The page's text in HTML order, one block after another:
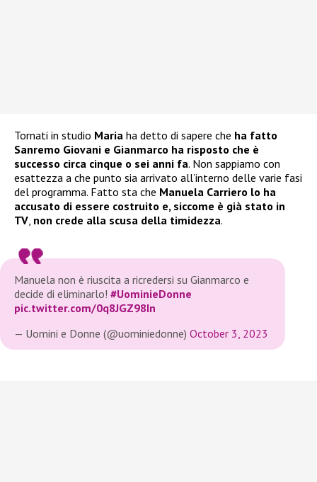
Tornati in studio Maria ha detto di sapere che ha fatto
Sanremo Giovani e Gianmarco ha risposto che è
successo circa cinque o sei anni fa. Non sappiamo con
esattezza a che punto sia arrivato all’interno delle varie fasi
del programma. Fatto sta che Manuela Carriero lo ha
accusato di essere costruito e, siccome è già stato in
TV, non crede alla scusa della timidezza.
Manuela non è riuscita a ricredersi su Gianmarco e
decide di eliminarlo! #UominieDonne
pic.twitter.com/0q8JGZ98In
— Uomini e Donne (@uominiedonne) October 3, 2023